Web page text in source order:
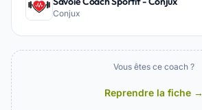
Conjux
Vous êtes ce coach ?
Reprendre la fiche →